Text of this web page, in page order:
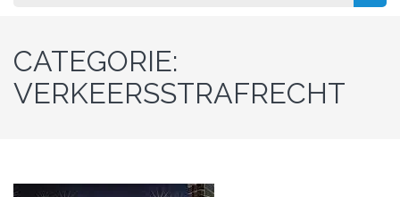
naar:
CATEGORIE:
VERKEERSSTRAFRECHT